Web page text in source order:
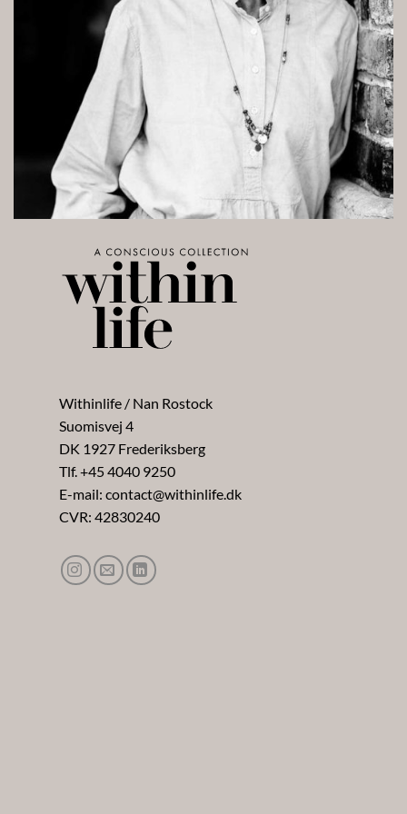
Withinlife / Nan Rostock
Suomisvej 4
DK 1927 Frederiksberg
Tlf. +45 4040 9250
E-mail: contact@withinlife.dk
CVR: 42830240